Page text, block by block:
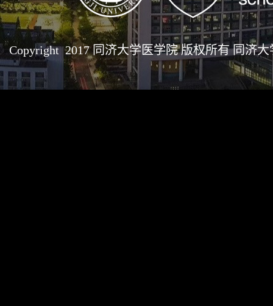
Copyright 2017 同济大学医学院 版权所有 同济